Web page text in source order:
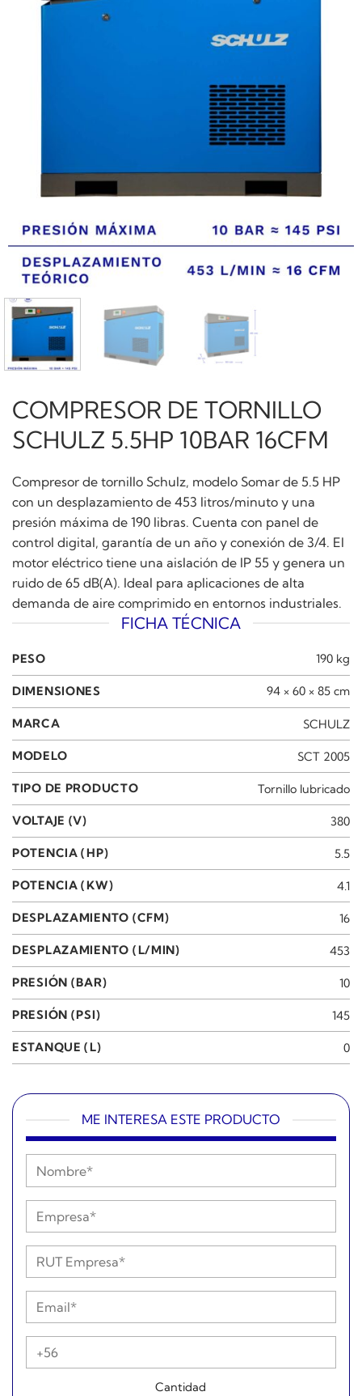
COMPRESOR DE TORNILLO
SCHULZ 5.5HP 10BAR 16CFM
Compresor de tornillo Schulz, modelo Somar de 5.5 HP
con un desplazamiento de 453 litros/minuto y una
presión máxima de 190 libras. Cuenta con panel de
control digital, garantía de un año y conexión de 3/4. El
motor eléctrico tiene una aislación de IP 55 y genera un
ruido de 65 dB(A). Ideal para aplicaciones de alta
demanda de aire comprimido en entornos industriales.
FICHA TÉCNICA
PESO 190 kg
DIMENSIONES 94 × 60 × 85 cm
MARCA SCHULZ
MODELO SCT 2005
TIPO DE PRODUCTO Tornillo lubricado
VOLTAJE (V) 380
POTENCIA (HP) 5.5
POTENCIA (KW) 4.1
DESPLAZAMIENTO (CFM) 16
DESPLAZAMIENTO (L/MIN) 453
PRESIÓN (BAR) 10
PRESIÓN (PSI) 145
ESTANQUE (L) 0
ME INTERESA ESTE PRODUCTO
Cantidad